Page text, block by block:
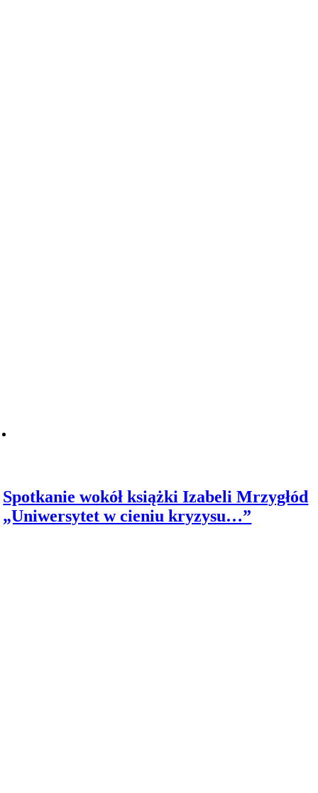
Spotkanie wokół książki Izabeli Mrzygłód
„Uniwersytet w cieniu kryzysu…”